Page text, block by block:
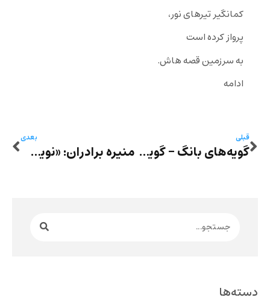
کمانگیر تیرهای نور،
پرواز کرده است
به سرزمین قصه هاش.
ادامه
قبلی
گویه‌های بانگ – گویۀ بیست و پنجم: دو شعر از ماندانا کنت
بعدی
منیره برادران: «نویسنده ای در زندان» – «خاطرات زندان»ِ شهرنوش پارسی‌پور
دسته‌ها